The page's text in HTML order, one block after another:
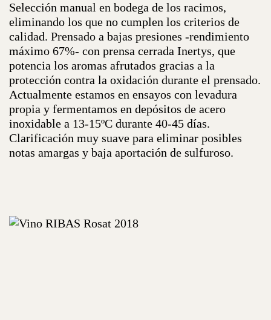
Selección manual en bodega de los racimos,
eliminando los que no cumplen los criterios de
calidad. Prensado a bajas presiones -rendimiento
máximo 67%- con prensa cerrada Inertys, que
potencia los aromas afrutados gracias a la
protección contra la oxidación durante el prensado.
Actualmente estamos en ensayos con levadura
propia y fermentamos en depósitos de acero
inoxidable a 13-15ºC durante 40-45 días.
Clarificación muy suave para eliminar posibles
notas amargas y baja aportación de sulfuroso.